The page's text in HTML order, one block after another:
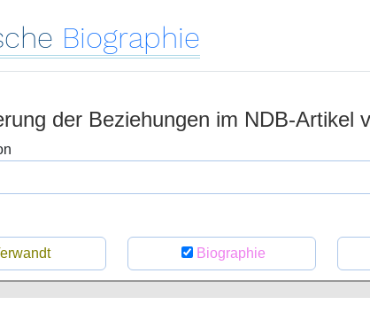
Biographie
der Beziehungen im NDB-Artikel
Biographie